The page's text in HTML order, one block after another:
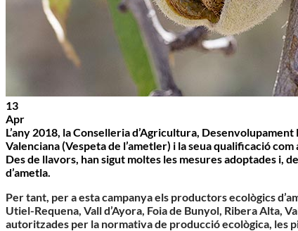
13
Apr
L’any 2018, la Conselleria d’Agricultura,
Valenciana (Vespeta de l’ametler) i la seua qualificació
Des de llavors, han sigut moltes les mesures adoptades i,
d’ametla.
Per tant, per a esta campanyaels productors ecològics
Utiel-Requena, Vall d’Ayora, Foia de Bunyol, Ribera Alta,
autoritzades per la normativa de producció ecològica, les